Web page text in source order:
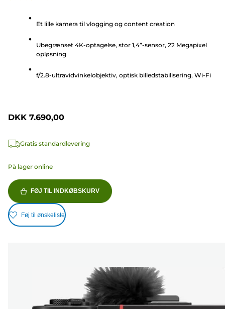
stjerner.
anmeldelser
Et lille kamera til vlogging og content creation
Ubegrænset 4K-optagelse, stor 1,4”-sensor, 22 Megapixel
opløsning
f/2.8-ultravidvinkelobjektiv, optisk billedstabilisering, Wi-Fi
DKK 7.690,00
Gratis standardlevering
På lager online
FØJ TIL INDKØBSKURV
Føj til ønskeliste